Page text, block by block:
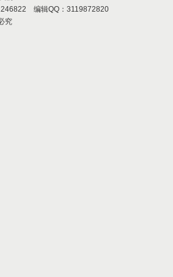
编辑QQ：3119872820
究